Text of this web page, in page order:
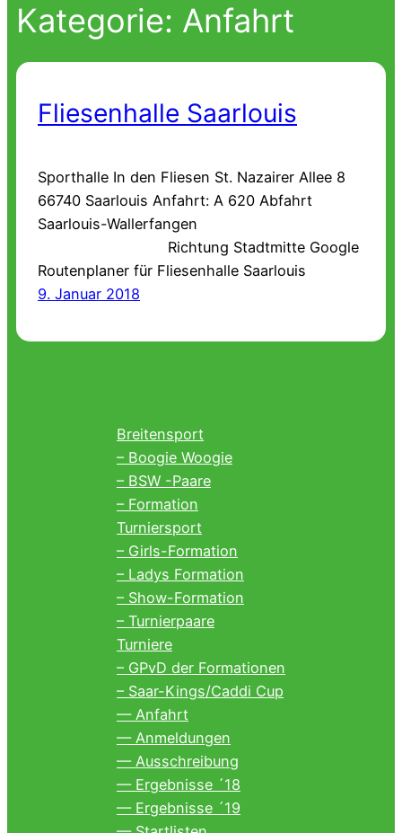
Kategorie: Anfahrt
Fliesenhalle Saarlouis
Sporthalle In den Fliesen St. Nazairer Allee 8
66740 Saarlouis Anfahrt: A 620 Abfahrt
Saarlouis-Wallerfangen
Richtung Stadtmitte Google
Routenplaner für Fliesenhalle Saarlouis
9. Januar 2018
Breitensport
– Boogie Woogie
– BSW -Paare
– Formation
Turniersport
– Girls-Formation
– Ladys Formation
– Show-Formation
– Turnierpaare
Turniere
– GPvD der Formationen
– Saar-Kings/Caddi Cup
— Anfahrt
— Anmeldungen
— Ausschreibung
— Ergebnisse ´18
— Ergebnisse ´19